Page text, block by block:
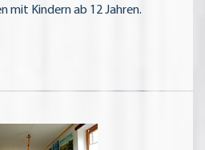
mit Kindern ab 12 Jahren.